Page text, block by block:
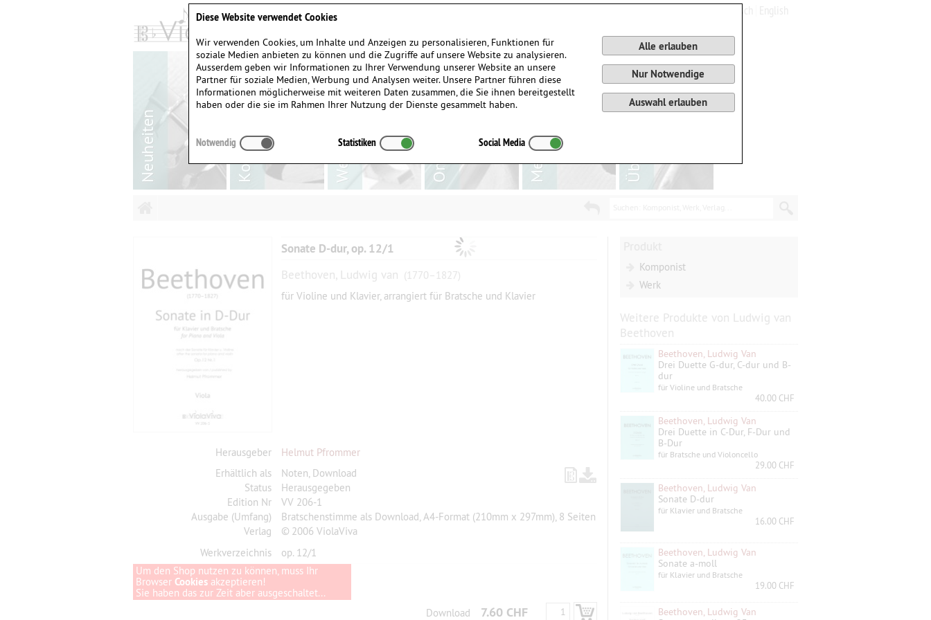
Sonate D-dur, op. 12/1
Beethoven, Ludwig van (1770–1827)
für Violine und Klavier, arrangiert für Bratsche und Klavier
Herausgeber
Helmut Pfrommer
Erhältlich als
Noten, Download
Status
Herausgegeben
Edition Nr
VV 206-1
Ausgabe (Umfang)
Bratschenstimme als Download, A4-Format (210mm x 297mm), 8 Seiten
Verlag
© 2006 ViolaViva
Werkverzeichnis
op. 12/1
Um den Shop nutzen zu können, muss Ihr
Browser Cookies akzeptieren!
Sie haben das zur Zeit aber ausgeschaltet...
Download
7.60 CHF
Komponist
Werk
Weitere Produkte von Ludwig van
Beethoven
Beethoven, Ludwig Van
Drei Duette G-dur, C-dur und B-
dur
für Violine und Bratsche
40.00 CHF
Beethoven, Ludwig Van
Drei Duette in C-Dur, F-Dur und
B-Dur
für Bratsche und Violoncello
29.00 CHF
Beethoven, Ludwig Van
Sonate D-dur
für Klavier und Bratsche
16.00 CHF
Beethoven, Ludwig Van
Sonate a-moll
für Klavier und Bratsche
19.00 CHF
Beethoven, Ludwig Van
Diese Website verwendet Cookies
Wir verwenden Cookies, um Inhalte und Anzeigen zu personalisieren, Funktionen für
soziale Medien anbieten zu können und die Zugriffe auf unsere Website zu analysieren.
Ausserdem geben wir Informationen zu Ihrer Verwendung unserer Website an unsere
Partner für soziale Medien, Werbung und Analysen weiter. Unsere Partner führen diese
Informationen möglicherweise mit weiteren Daten zusammen, die Sie ihnen bereitgestellt
haben oder die sie im Rahmen Ihrer Nutzung der Dienste gesammelt haben.
Alle erlauben
Nur Notwendige
Auswahl erlauben
Notwendig Statistiken Social Media